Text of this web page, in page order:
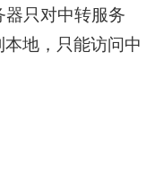
只对中转服务
地，只能访问中